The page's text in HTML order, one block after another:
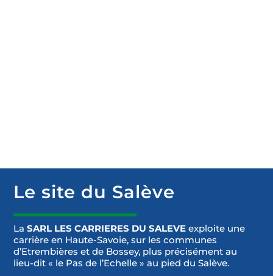
Le site du Salève
LaSARL LES CARRIERES DU SALEVE exploite une
carrière en Haute-Savoie, sur les communes
d’Etrembières et de Bossey, plus précisément au
lieu-dit « le Pas de l’Echelle » au pied du Salève.